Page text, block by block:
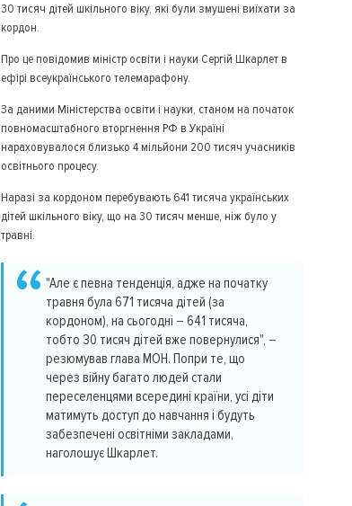
30 тисяч дітей шкільного віку, які були змушені виїхати за
кордон.
Про це повідомив міністр освіти і науки Сергій Шкарлет в
ефірі всеукраїнського телемарафону.
За даними Міністерства освіти і науки, станом на початок
повномасштабного вторгнення РФ в Україні
нараховувалося близько 4 мільйони 200 тисяч учасників
освітнього процесу.
Наразі за кордоном перебувають 641 тисяча українських
дітей шкільного віку, що на 30 тисяч менше, ніж було у
травні.
"Але є певна тенденція, адже на початку
травня була 671 тисяча дітей (за
кордоном), на сьогодні – 641 тисяча,
тобто 30 тисяч дітей вже повернулися", –
резюмував глава МОН. Попри те, що
через війну багато людей стали
переселенцями всередині країни, усі діти
матимуть доступ до навчання і будуть
забезпечені освітніми закладами,
наголошує Шкарлет.